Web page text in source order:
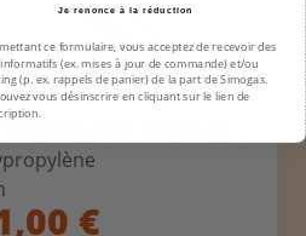
SPA02 SIMOGAS
€
Je renonce à la réduction
ce formulaire, vous acceptez de recevoir des
(ex. mises à jour de commande) et/ou
(p. ex. rappels de panier) de la part de Simogas.
vous désinscrire en cliquant sur le lien de